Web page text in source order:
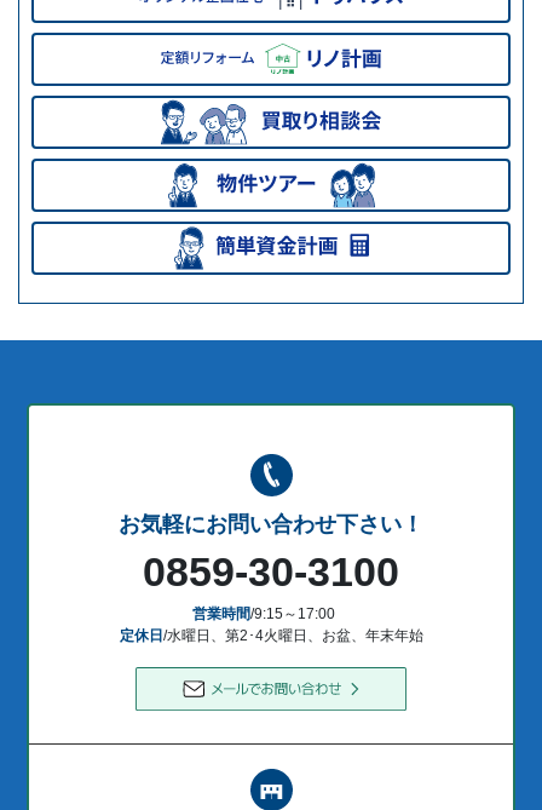
お気軽にお問い合わせ下さい！
0859-30-3100
営業時間/9:15～17:00
定休日 /水曜日、第2･4火曜日、お盆、年末年始